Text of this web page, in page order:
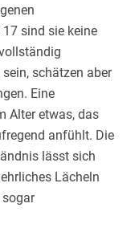
sind sie keine
schätzen aber
Eine
Alter etwas, das
anfühlt. Die
lässt sich
Lächeln